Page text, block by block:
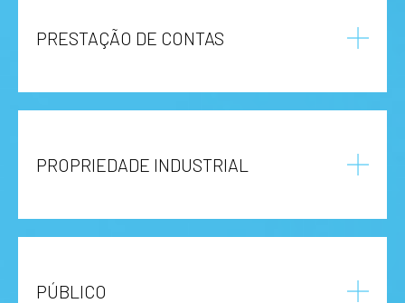
PRESTAÇÃO DE CONTAS
PROPRIEDADE INDUSTRIAL
PÚBLICO